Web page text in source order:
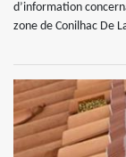
d’information
zone de Conilhac De